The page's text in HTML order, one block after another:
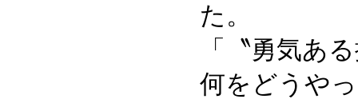
た。
「〝勇気あ
何をどうや